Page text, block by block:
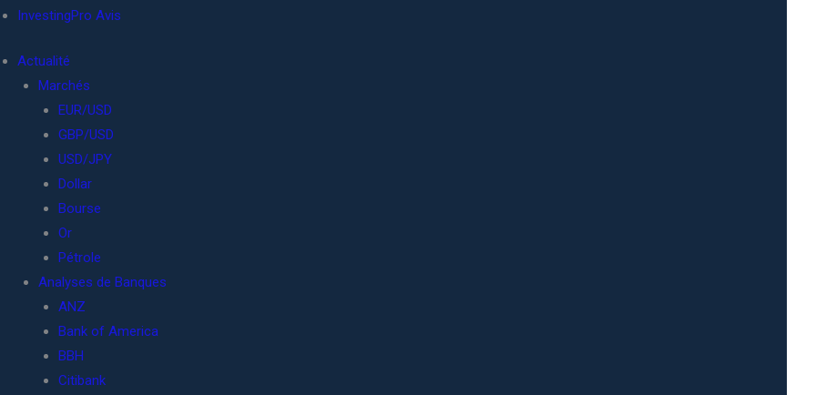
InvestingPro Avis
Actualité
Marchés
EUR/USD
GBP/USD
USD/JPY
Dollar
Bourse
Or
Pétrole
Analyses de Banques
ANZ
Bank of America
BBH
Citibank